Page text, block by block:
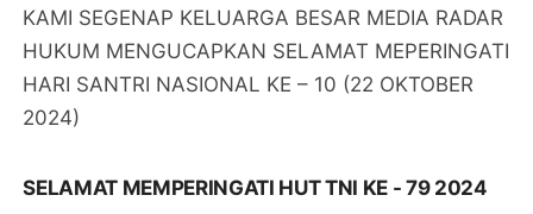
KAMI SEGENAP KELUARGA BESAR MEDIA RADAR
HUKUM MENGUCAPKAN SELAMAT MEPERINGATI
HARI SANTRI NASIONAL KE – 10 (22 OKTOBER
2024)
SELAMAT MEMPERINGATI HUT TNI KE - 79 2024